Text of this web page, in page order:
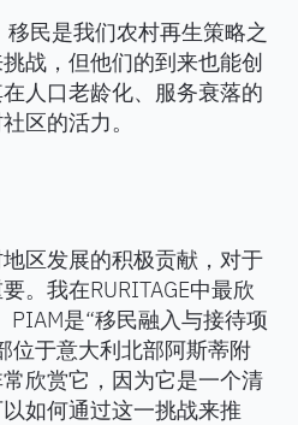
民是我们农村再生策略之
战，但他们的到来也能创
人口老龄化、服务衰落的
区的活力。
区发展的积极贡献，对于
。我在RURITAGE中最欣
PIAM是“移民融入与接待项
位于意大利北部阿斯蒂附
欣赏它，因为它是一个清
如何通过这一挑战来推